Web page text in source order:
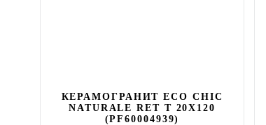
КЕРАМОГРАНИТ ECO CHIC
NATURALE RET T 20X120
(PF60004939)